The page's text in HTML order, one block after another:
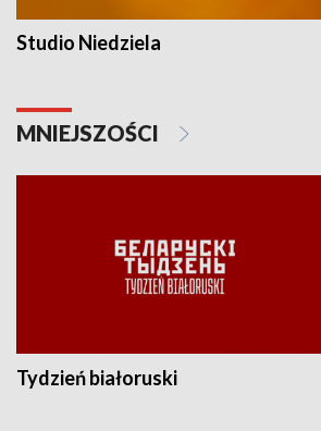
Studio Niedziela
MNIEJSZOŚCI
Tydzień białoruski